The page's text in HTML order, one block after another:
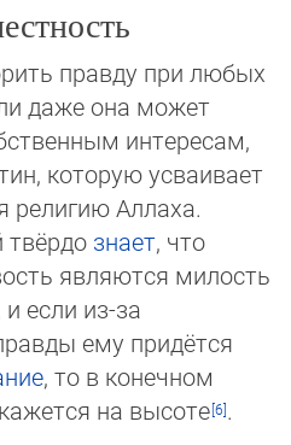
правду при любых
даже она может
ин­те­ре­сам,
которую усваивает
религию Аллаха.
знает, что
являются милость
если из-за
ему придётся
, то в конечном
на высоте .